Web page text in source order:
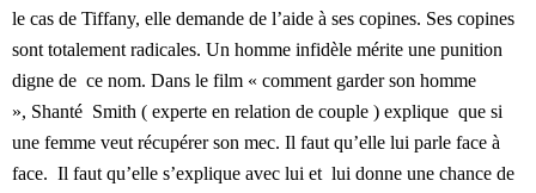
le cas de Tiffany, elle demande de l’aide à ses copines. Ses copines
sont totalement radicales. Un homme infidèle mérite une punition
digne de ce nom. Dans le film « comment garder son homme
», Shanté Smith ( experte en relation de couple ) explique que si
une femme veut récupérer son mec. Il faut qu’elle lui parle face à
face. Il faut qu’elle s’explique avec lui et lui donne une chance de